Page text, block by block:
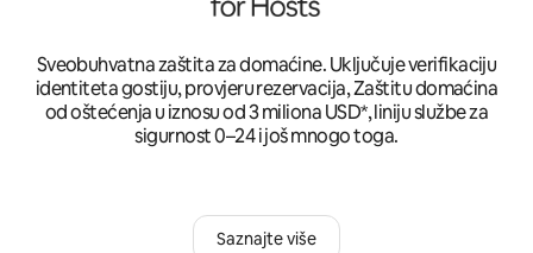
Sveobuhvatna zaštita za domaćine. Uključuje verifikaciju
identiteta gostiju, provjeru rezervacija, Zaštitu domaćina
od oštećenja u iznosu od 3 miliona USD*, liniju službe za
sigurnost 0–24 i još mnogo toga.
Saznajte više